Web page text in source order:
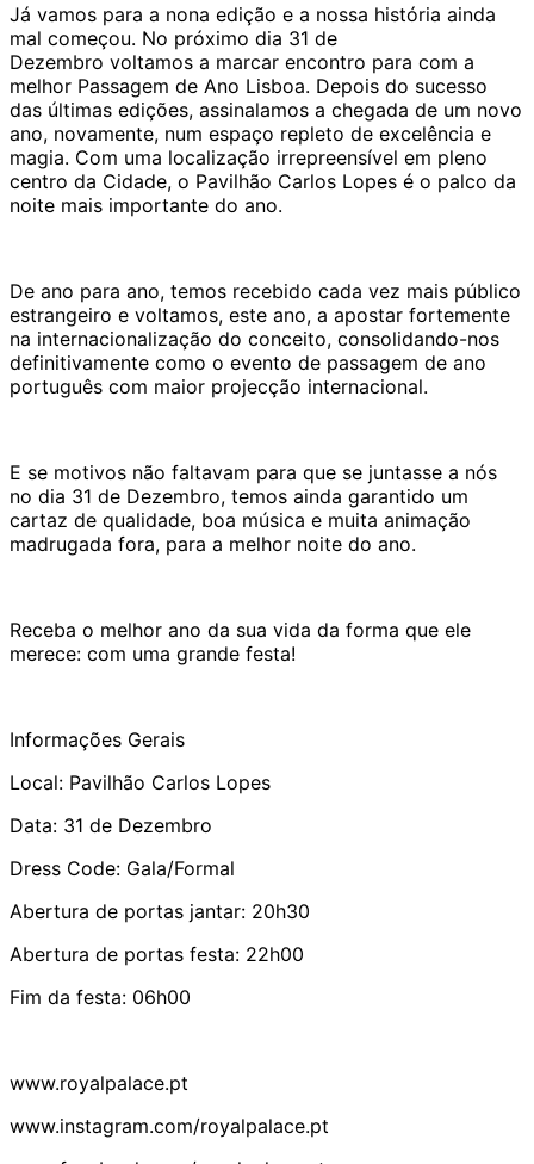
Já vamos para a nona edição e a nossa história ainda
mal começou. No próximo dia 31 de
Dezembro voltamos a marcar encontro para com a
melhor Passagem de Ano Lisboa. Depois do sucesso
das últimas edições, assinalamos a chegada de um novo
ano, novamente, num espaço repleto de excelência e
magia. Com uma localização irrepreensível em pleno
centro da Cidade, o Pavilhão Carlos Lopes é o palco da
noite mais importante do ano.
De ano para ano, temos recebido cada vez mais público
estrangeiro e voltamos, este ano, a apostar fortemente
na internacionalização do conceito, consolidando-nos
definitivamente como o evento de passagem de ano
português com maior projecção internacional.
E se motivos não faltavam para que se juntasse a nós
no dia 31 de Dezembro, temos ainda garantido um
cartaz de qualidade, boa música e muita animação
madrugada fora, para a melhor noite do ano.
Receba o melhor ano da sua vida da forma que ele
merece: com uma grande festa!
Informações Gerais
Local: Pavilhão Carlos Lopes
Data: 31 de Dezembro
Dress Code: Gala/Formal
Abertura de portas jantar: 20h30
Abertura de portas festa: 22h00
Fim da festa: 06h00
www.royalpalace.pt
www.instagram.com/royalpalace.pt